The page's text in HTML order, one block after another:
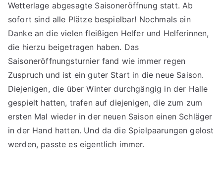
Wetterlage abgesagte Saisoneröffnung statt. Ab
sofort sind alle Plätze bespielbar! Nochmals ein
Danke an die vielen fleißigen Helfer und Helferinnen,
die hierzu beigetragen haben. Das
Saisoneröffnungsturnier fand wie immer regen
Zuspruch und ist ein guter Start in die neue Saison.
Diejenigen, die über Winter durchgängig in der Halle
gespielt hatten, trafen auf diejenigen, die zum zum
ersten Mal wieder in der neuen Saison einen Schläger
in der Hand hatten. Und da die Spielpaarungen gelost
werden, passte es eigentlich immer.